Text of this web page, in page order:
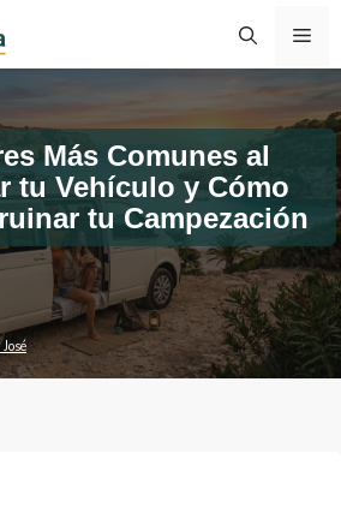
Más Comunes al
tu Vehículo y Cómo
tu Campezación